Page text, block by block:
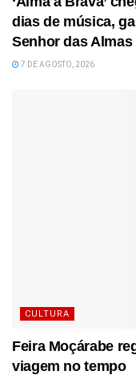
dias de música,
Senhor das Almas
7 DE AGOSTO, 2026
CULTURA
Feira Moçárabe
viagem no tempo